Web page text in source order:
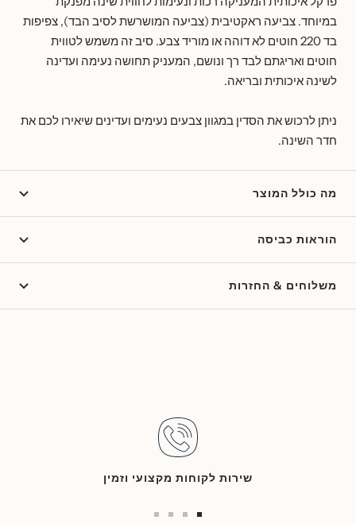
במיוחד. צביעה ראקטיבית (צביעה המושרשת לסיב הבד), צפיפות
בד 220 חוטים לא דוהה או מוריד צבע.
סיב זה משמש לטווית
חוטים ואריגתם לבד רך ונושם, המעניק תחושה נעימה ועדינה
לשינה איכותית ובריאה.
ניתן לרכוש את הסדין במגוון צבעים נעימים ועדינים שיאירו לכם את
חדר השינה.
מה כולל המוצר
הוראות כביסה
משלוחים & החזרות
שירות לקוחות מקצועי וזמין